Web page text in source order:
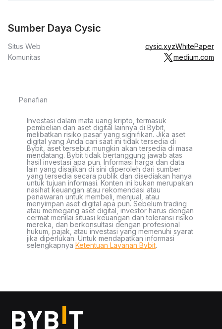
Sumber Daya Cysic
Situs Web cysic.xyzWhitePaper
Komunitas
medium.com
Penafian
Investasi dalam mata uang kripto, termasuk
pembelian dan aset digital lainnya di Bybit,
melibatkan risiko pasar yang signifikan. Jika aset
digital yang Anda cari saat ini tidak tersedia di
Bybit, aset tersebut mungkin akan tersedia di masa
mendatang. Bybit tidak bertanggung jawab atas
hasil investasi apa pun. Informasi harga dan data
lain yang disajikan di sini diperoleh dari sumber
yang tersedia secara publik dan disediakan hanya
untuk tujuan informasi. Konten ini bukan merupakan
nasihat keuangan atau rekomendasi atau
penawaran untuk membeli, menjual, atau
menyimpan aset digital apa pun. Sebelum trading
atau memegang aset digital, investor harus dengan
cermat menilai situasi keuangan dan toleransi risiko
mereka, dan berkonsultasi dengan profesional
hukum, pajak, atau investasi yang memenuhi syarat
jika diperlukan. Untuk mendapatkan informasi
selengkapnya Ketentuan Layanan Bybit.